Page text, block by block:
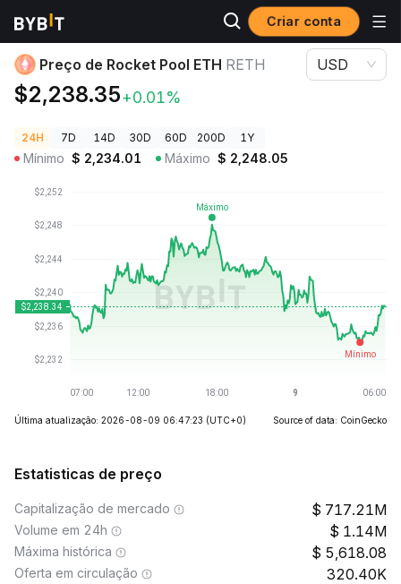
Criar conta
Preços de Criptomoedas Preço de Rocket Pool ETH RETH
Preço de Rocket Pool ETH RETH
$2,238.35+0.01%
USD
24H 7D 14D 30D 60D 200D 1Y
Mínimo $ 2,234.01 Máximo $ 2,248.05
Última atualização: 2026-08-09 06:47:23 (UTC+0) Source of data: CoinGecko
Estatisticas de preço
Capitalização de mercado 717.21M
Volume em 24h 1.14M
Máxima histórica 5,618.08
Oferta em circulação 320.40K